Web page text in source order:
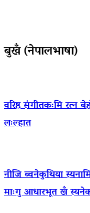
बुखँ (नेपालभाषा)
वरिष्ठ संगीतकःमि रत्न
लःल्हात
नीजि ब्वनेकुथिया
माःगु आधारभूत खँ